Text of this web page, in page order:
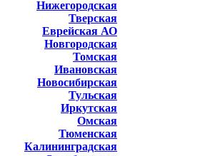
Нижегородская
Тверская
Еврейская АО
Новгородская
Томская
Ивановская
Новосибирская
Тульская
Иркутская
Омская
Тюменская
Калининградская